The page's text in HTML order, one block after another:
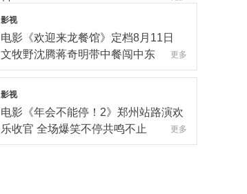
影视
爆笑喜剧《年会不能停！2》上海站路
演圆满完成 花式整活走心互动有笑有
料
更多
影视
电影《欢迎来龙餐馆》定档8月11日
文牧野沈腾蒋奇明带中餐闯中东
更多